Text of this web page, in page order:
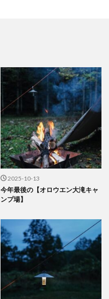
2025-10-13
今年最後の【オロウエン大滝キャ
ンプ場】